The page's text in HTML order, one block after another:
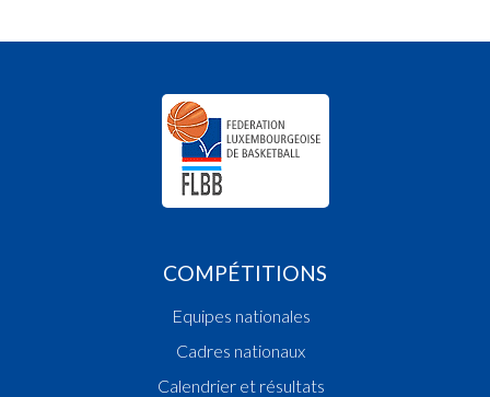
COMPÉTITIONS
Equipes nationales
Cadres nationaux
Calendrier et résultats